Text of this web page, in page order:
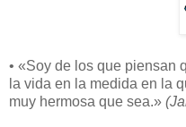
• «Soy de los que piensan
la vida en la medida en la
muy hermosa que sea.»